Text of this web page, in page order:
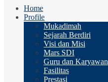
Home
Profile
Mukadimah
Sejarah Berdiri
Visi dan Misi
Mars SDI
Guru dan Karyawan
Fasilitas
Prestasi